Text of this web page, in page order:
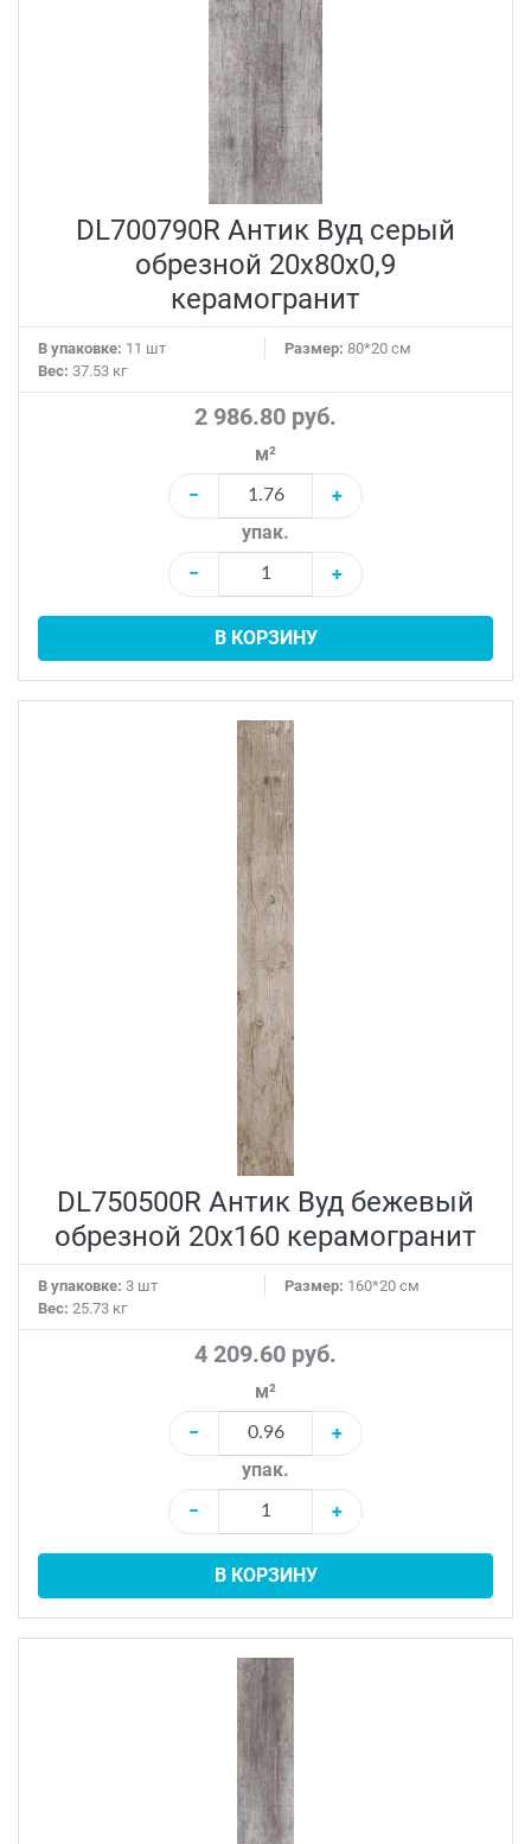
DL700790R Антик Вуд серый
обрезной 20x80x0,9
керамогранит
В упаковке: 11 шт Размер: 80*20 см
Вес: 37.53 кг
2 986.80 руб.
м²
−
+
упак.
−
+
В КОРЗИНУ
DL750500R Антик Вуд бежевый
обрезной 20x160 керамогранит
В упаковке: 3 шт Размер: 160*20 см
Вес: 25.73 кг
4 209.60 руб.
м²
−
+
упак.
−
+
В КОРЗИНУ